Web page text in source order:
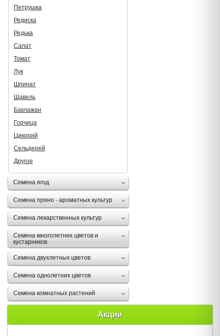
Петрушка
Редиска
Редька
Салат
Томат
Лук
Шпинат
Щавель
Баклажан
Горчица
Цикорий
Сельдерей
Другое
Семена ягод
Семена пряно - ароматных культур
Семена лекарственных культур
Семена многолетних цветов и
кустарников
Семена двухлетных цветов
Семена однолетних цветов
Семена комнатных растений
Акции